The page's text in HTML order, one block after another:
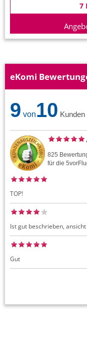
7
eKomi
9 von10
825
für die
TOP!
Gut